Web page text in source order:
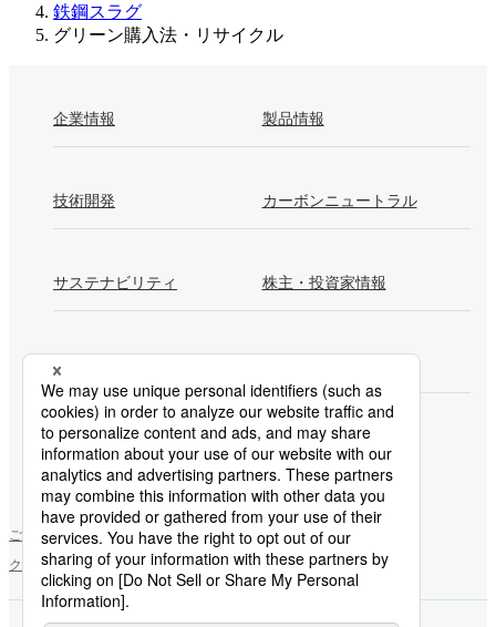
鉄鋼スラグ
グリーン購入法・リサイクル
企業情報 製品情報
技術開発 カーボンニュートラル
サステナビリティ 株主・投資家情報
採用情報
製鉄所一覧
ご利用にあたってソーシャルメディアポリシー個人情報保護方針
クッキー使用についてお問い合わせサイトマップ